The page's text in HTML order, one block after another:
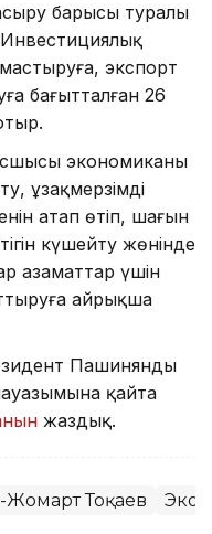
барысы туралы
экспорт
бағытталған 26
экономиканың
ұзақмерзімді
атап өтіп, шағын
күшейту жөнінде
азаматтар үшін
айрықша
Пашинянды
қайта
жаздық.
Жомарт Тоқаев